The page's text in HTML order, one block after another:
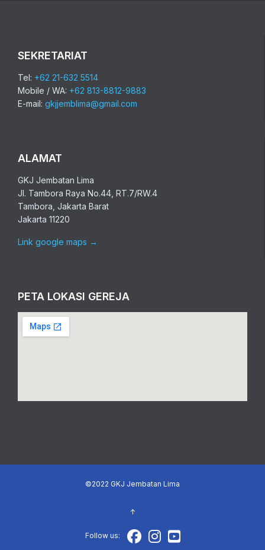
SEKRETARIAT
Tel: +62 21-632 5514
Mobile / WA: +62 813-8812-9883
E-mail: gkjjemblima@gmail.com
ALAMAT
GKJ Jembatan Lima
Jl. Tambora Raya No.44, RT.7/RW.4
Tambora, Jakarta Barat
Jakarta 11220
Link google maps →
PETA LOKASI GEREJA
©2022 GKJ Jembatan Lima
↑
Follow us: